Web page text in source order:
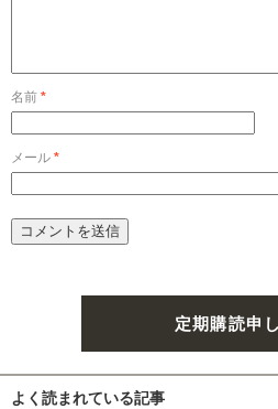
名前 *
メール *
定期購読申
よく読まれている記事